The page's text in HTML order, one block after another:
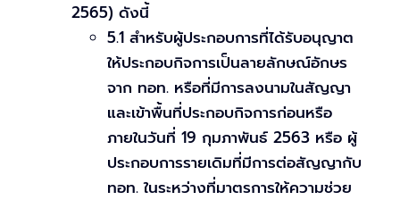
2565) ดังนี้
5.1 สำหรับผู้ประกอบการที่ได้รับอนุญาต
ให้ประกอบกิจการเป็นลายลักษณ์อักษร
จาก ทอท. หรือที่มีการลงนามในสัญญา
และเข้าพื้นที่ประกอบกิจการก่อนหรือ
ภายในวันที่ 19 กุมภาพันธ์ 2563 หรือ ผู้
ประกอบการรายเดิมที่มีการต่อสัญญากับ
ทอท. ในระหว่างที่มาตรการให้ความช่วย